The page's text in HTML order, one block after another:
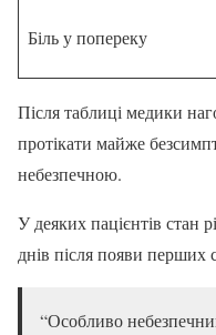
Біль у попереку
Після таблиці медики
протікати майже
небезпечною.
У деяких пацієнтів стан
днів після появи перших
“Особливо